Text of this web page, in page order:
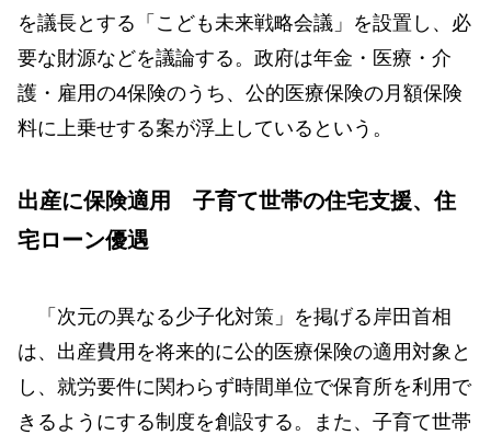
を議長とする「こども未来戦略会議」を設置し、必
要な財源などを議論する。政府は年金・医療・介
護・雇用の4保険のうち、公的医療保険の月額保険
料に上乗せする案が浮上しているという。
出産に保険適用 子育て世帯の住宅支援、住
宅ローン優遇
「次元の異なる少子化対策」を掲げる岸田首相
は、出産費用を将来的に公的医療保険の適用対象と
し、就労要件に関わらず時間単位で保育所を利用で
きるようにする制度を創設する。また、子育て世帯